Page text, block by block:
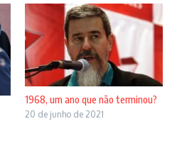
1968, um ano que não terminou?
20 de junho de 2021